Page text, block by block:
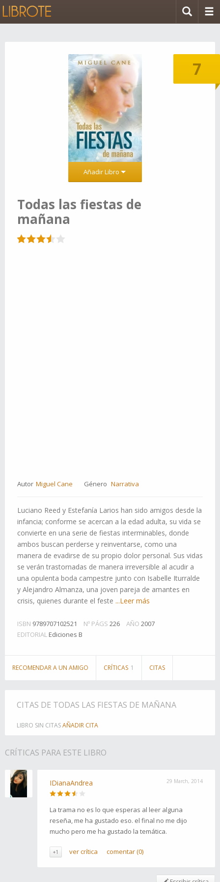
7
Añadir Libro
Todas las fiestas de
mañana
Autor Miguel Cane Género Narrativa
Luciano Reed y Estefanía Larios han sido amigos desde la
infancia; conforme se acercan a la edad adulta, su vida se
convierte en una serie de fiestas interminables, donde
ambos buscan perderse y reinventarse, como una
manera de evadirse de su propio dolor personal. Sus vidas
se verán trastornadas de manera irreversible al acudir a
una opulenta boda campestre junto con Isabelle Iturralde
y Alejandro Almanza, una joven pareja de amantes en
crisis, quienes durante el feste ...Leer más
ISBN 9789707102521 Nº PÁGS 226 AÑO 2007
EDITORIAL Ediciones B
RECOMENDAR A UN AMIGO CRÍTICAS 1 CITAS
CITAS DE TODAS LAS FIESTAS DE MAÑANA
LIBRO SIN CITASAÑADIR CITA
CRÍTICAS PARA ESTE LIBRO
IDianaAndrea 29 March, 2014
La trama no es lo que esperas al leer alguna
reseña, me ha gustado eso. el final no me dijo
mucho pero me ha gustado la temática.
+1 ver crítica comentar (0)